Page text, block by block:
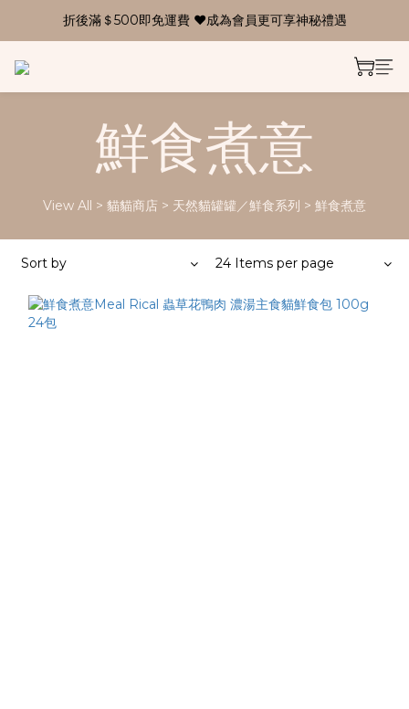
折後滿＄500即免運費 ❤成為會員更可享神秘禮遇
鮮食煮意
View All > 貓貓商店 > 天然貓罐罐／鮮食系列 > 鮮食煮意
Sort by 24 Items per page